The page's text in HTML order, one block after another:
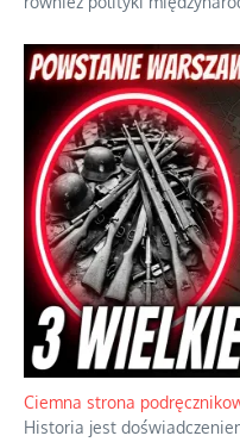
Szlachetna duma z
Jednym z dziedzictw
oceniania wszystkiego w
również polityki